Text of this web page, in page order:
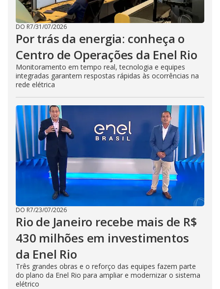
DO R7/31/07/2026
Por trás da energia: conheça o
Centro de Operações da Enel Rio
Monitoramento em tempo real, tecnologia e equipes
integradas garantem respostas rápidas às ocorrências na
rede elétrica
DO R7/23/07/2026
Rio de Janeiro recebe mais de R$
430 milhões em investimentos
da Enel Rio
Três grandes obras e o reforço das equipes fazem parte
do plano da Enel Rio para ampliar e modernizar o sistema
elétrico